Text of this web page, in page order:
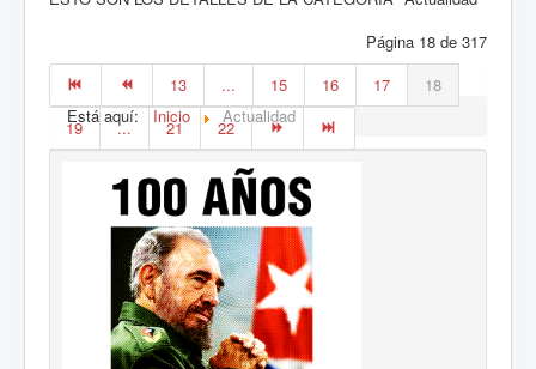
Página 18 de 317
13
... 15 16 17
18
19
... 21 22
Está aquí: Inicio Actualidad